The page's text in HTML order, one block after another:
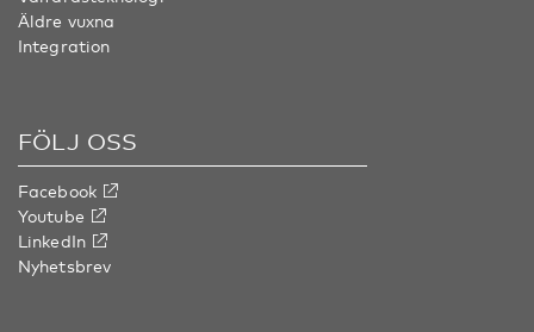
Äldre vuxna
Integration
FÖLJ OSS
Facebook
Youtube
LinkedIn
Nyhetsbrev